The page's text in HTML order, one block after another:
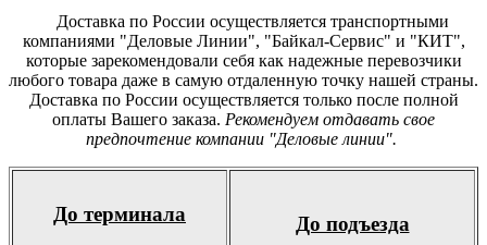
Доставка по России осуществляется транспортными
компаниями "Деловые Линии", "Байкал-Сервис" и "КИТ",
которые зарекомендовали себя как надежные перевозчики
любого товара даже в самую отдаленную точку нашей страны.
Доставка по России осуществляется только после полной
оплаты Вашего заказа. Рекомендуем отдавать свое
предпочтение компании "Деловые линии".
До терминала До подъезда